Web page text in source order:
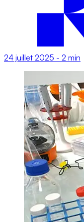
24 juillet 2025 - 2 min